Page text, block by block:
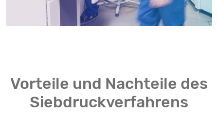
Vorteile und Nachteile des
Siebdruckverfahrens